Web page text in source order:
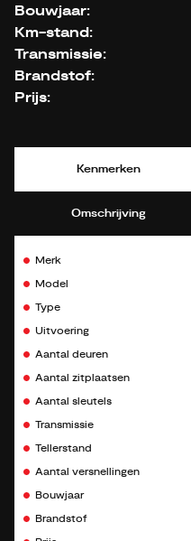
Bouwjaar:
Km-stand:
Transmissie:
Brandstof:
Prijs:
Kenmerken
Omschrijving
Merk
Model
Type
Uitvoering
Aantal deuren
Aantal zitplaatsen
Aantal sleutels
Transmissie
Tellerstand
Aantal versnellingen
Bouwjaar
Brandstof